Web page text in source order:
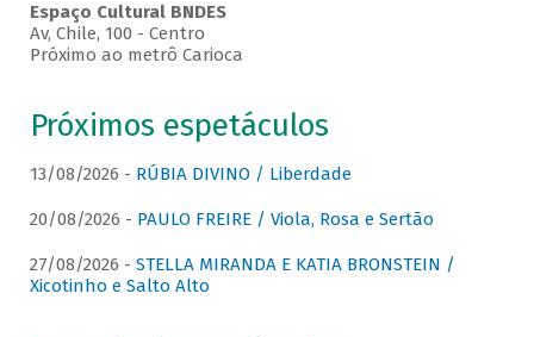
Espaço Cultural BNDES
Av, Chile, 100 - Centro
Próximo ao metrô Carioca
Próximos espetáculos
13/08/2026 - RÚBIA DIVINO / Liberdade
20/08/2026 - PAULO FREIRE / Viola, Rosa e Sertão
27/08/2026 - STELLA MIRANDA E KATIA BRONSTEIN /
Xicotinho e Salto Alto